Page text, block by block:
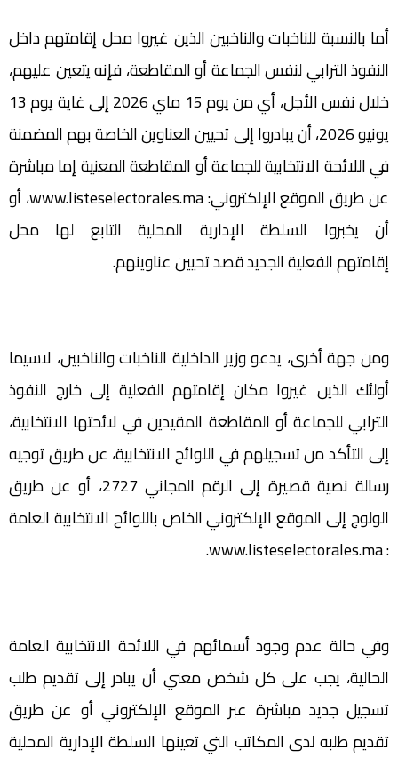
أما بالنسبة للناخبات والناخبين الذين غيروا محل إقامتهم داخل
النفوذ الترابي لنفس الجماعة أو المقاطعة، فإنه يتعين عليهم،
خلال نفس الأجل، أي من يوم 15 ماي 2026 إلى غاية يوم 13
يونيو 2026، أن يبادروا إلى تحيين العناوين الخاصة بهم المضمنة
في اللائحة الانتخابية للجماعة أو المقاطعة المعنية إما مباشرة
عن طريق الموقع الإلكتروني: www.listeselectorales.ma، أو
أن يخبروا السلطة الإدارية المحلية التابع لها محل
إقامتهم الفعلية الجديد قصد تحيين عناوينهم.
ومن جهة أخرى، يدعو وزير الداخلية الناخبات والناخبين، لاسيما
أولئك الذين غيروا مكان إقامتهم الفعلية إلى خارج النفوذ
الترابي للجماعة أو المقاطعة المقيدين في لائحتها الانتخابية،
إلى التأكد من تسجيلهم في اللوائح الانتخابية، عن طريق توجيه
رسالة نصية قصيرة إلى الرقم المجاني 2727، أو عن طريق
الولوج إلى الموقع الإلكتروني الخاص باللوائح الانتخابية العامة
: www.listeselectorales.ma.
وفي حالة عدم وجود أسمائهم في اللائحة الانتخابية العامة
الحالية، يجب على كل شخص معني أن يبادر إلى تقديم طلب
تسجيل جديد مباشرة عبر الموقع الإلكتروني أو عن طريق
تقديم طلبه لدى المكاتب التي تعينها السلطة الإدارية المحلية